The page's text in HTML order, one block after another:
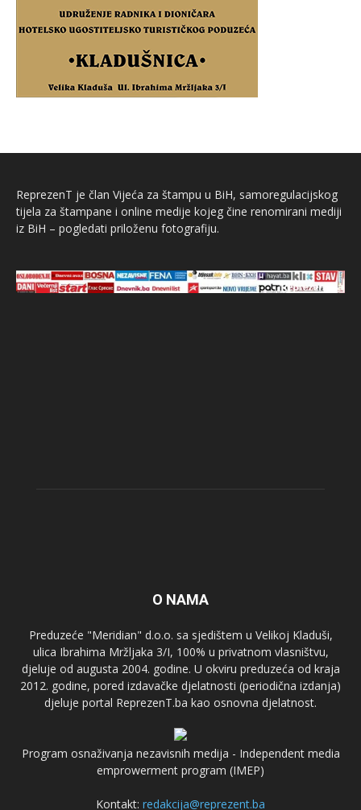
ReprezenT je član Vijeća za štampu u BiH, samoregulacijskog
tijela za štampane i online medije kojeg čine renomirani mediji
iz BiH – pogledati priloženu fotografiju.
O NAMA
Preduzeće "Meridian" d.o.o. sa sjedištem u Velikoj Kladuši,
ulica Ibrahima Mržljaka 3/I, 100% u privatnom vlasništvu,
djeluje od augusta 2004. godine. U okviru preduzeća od kraja
2012. godine, pored izdavačke djelatnosti (periodična izdanja)
djeluje portal ReprezenT.ba kao osnovna djelatnost.
Program osnaživanja nezavisnih medija - Independent media
emprowerment program (IMEP)
Kontakt: redakcija@reprezent.ba